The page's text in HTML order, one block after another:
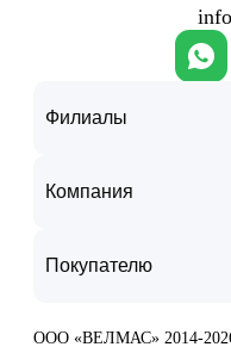
Филиалы
Компания
Покупателю
ООО «ВЕЛМАС» 2014-